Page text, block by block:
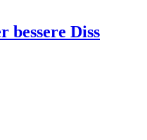
bessere Diss